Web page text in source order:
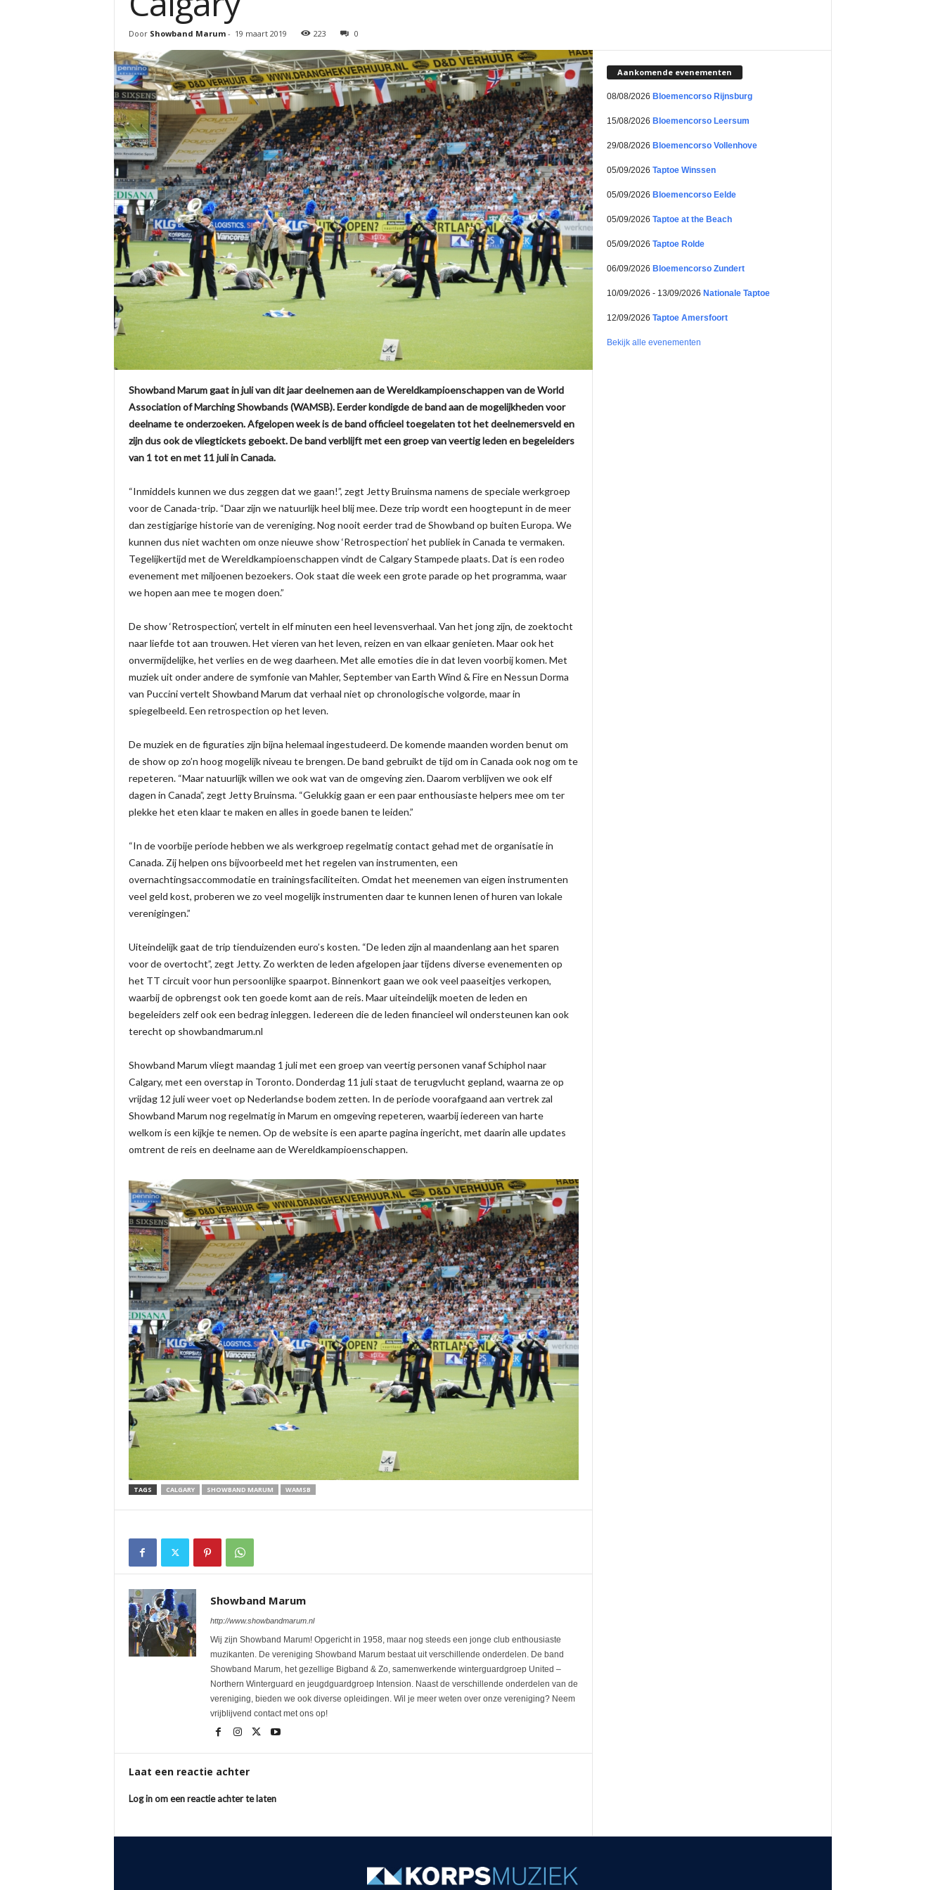
Door Showband Marum- 19 maart 2019 223 0
Showband Marum gaat in juli van dit jaar deelnemen aan de Wereldkampioenschappen van de World
Association of Marching Showbands (WAMSB). Eerder kondigde de band aan de mogelijkheden voor
deelname te onderzoeken. Afgelopen week is de band officieel toegelaten tot het deelnemersveld en
zijn dus ook de vliegtickets geboekt. De band verblijft met een groep van veertig leden en begeleiders
van 1 tot en met 11 juli in Canada.
“Inmiddels kunnen we dus zeggen dat we gaan!”, zegt Jetty Bruinsma namens de speciale werkgroep
voor de Canada-trip. “Daar zijn we natuurlijk heel blij mee. Deze trip wordt een hoogtepunt in de meer
dan zestigjarige historie van de vereniging. Nog nooit eerder trad de Showband op buiten Europa. We
kunnen dus niet wachten om onze nieuwe show ‘Retrospection’ het publiek in Canada te vermaken.
Tegelijkertijd met de Wereldkampioenschappen vindt de Calgary Stampede plaats. Dat is een rodeo
evenement met miljoenen bezoekers. Ook staat die week een grote parade op het programma, waar
we hopen aan mee te mogen doen.”
De show ‘Retrospection’, vertelt in elf minuten een heel levensverhaal. Van het jong zijn, de zoektocht
naar liefde tot aan trouwen. Het vieren van het leven, reizen en van elkaar genieten. Maar ook het
onvermijdelijke, het verlies en de weg daarheen. Met alle emoties die in dat leven voorbij komen. Met
muziek uit onder andere de symfonie van Mahler, September van Earth Wind & Fire en Nessun Dorma
van Puccini vertelt Showband Marum dat verhaal niet op chronologische volgorde, maar in
spiegelbeeld. Een retrospection op het leven.
De muziek en de figuraties zijn bijna helemaal ingestudeerd. De komende maanden worden benut om
de show op zo’n hoog mogelijk niveau te brengen. De band gebruikt de tijd om in Canada ook nog om te
repeteren. “Maar natuurlijk willen we ook wat van de omgeving zien. Daarom verblijven we ook elf
dagen in Canada”, zegt Jetty Bruinsma. “Gelukkig gaan er een paar enthousiaste helpers mee om ter
plekke het eten klaar te maken en alles in goede banen te leiden.”
“In de voorbije periode hebben we als werkgroep regelmatig contact gehad met de organisatie in
Canada. Zij helpen ons bijvoorbeeld met het regelen van instrumenten, een
overnachtingsaccommodatie en trainingsfaciliteiten. Omdat het meenemen van eigen instrumenten
veel geld kost, proberen we zo veel mogelijk instrumenten daar te kunnen lenen of huren van lokale
verenigingen.”
Uiteindelijk gaat de trip tienduizenden euro’s kosten. “De leden zijn al maandenlang aan het sparen
voor de overtocht”, zegt Jetty. Zo werkten de leden afgelopen jaar tijdens diverse evenementen op
het TT circuit voor hun persoonlijke spaarpot. Binnenkort gaan we ook veel paaseitjes verkopen,
waarbij de opbrengst ook ten goede komt aan de reis. Maar uiteindelijk moeten de leden en
begeleiders zelf ook een bedrag inleggen. Iedereen die de leden financieel wil ondersteunen kan ook
terecht op showbandmarum.nl
Showband Marum vliegt maandag 1 juli met een groep van veertig personen vanaf Schiphol naar
Calgary, met een overstap in Toronto. Donderdag 11 juli staat de terugvlucht gepland, waarna ze op
vrijdag 12 juli weer voet op Nederlandse bodem zetten. In de periode voorafgaand aan vertrek zal
Showband Marum nog regelmatig in Marum en omgeving repeteren, waarbij iedereen van harte
welkom is een kijkje te nemen. Op de website is een aparte pagina ingericht, met daarin alle updates
omtrent de reis en deelname aan de Wereldkampioenschappen.
TAGS CALGARY SHOWBAND MARUM WAMSB
Showband Marum
http://www.showbandmarum.nl
Wij zijn Showband Marum! Opgericht in 1958, maar nog steeds een jonge club enthousiaste
muzikanten. De vereniging Showband Marum bestaat uit verschillende onderdelen. De band
Showband Marum, het gezellige Bigband & Zo, samenwerkende winterguardgroep United –
Northern Winterguard en jeugdguardgroep Intension. Naast de verschillende onderdelen van de
vereniging, bieden we ook diverse opleidingen. Wil je meer weten over onze vereniging? Neem
vrijblijvend contact met ons op!
Laat een reactie achter
Log in om een reactie achter te laten
Aankomende evenementen
08/08/2026 Bloemencorso Rijnsburg
15/08/2026 Bloemencorso Leersum
29/08/2026 Bloemencorso Vollenhove
05/09/2026 Taptoe Winssen
05/09/2026 Bloemencorso Eelde
05/09/2026 Taptoe at the Beach
05/09/2026 Taptoe Rolde
06/09/2026 Bloemencorso Zundert
10/09/2026 - 13/09/2026 Nationale Taptoe
12/09/2026 Taptoe Amersfoort
Bekijk alle evenementen